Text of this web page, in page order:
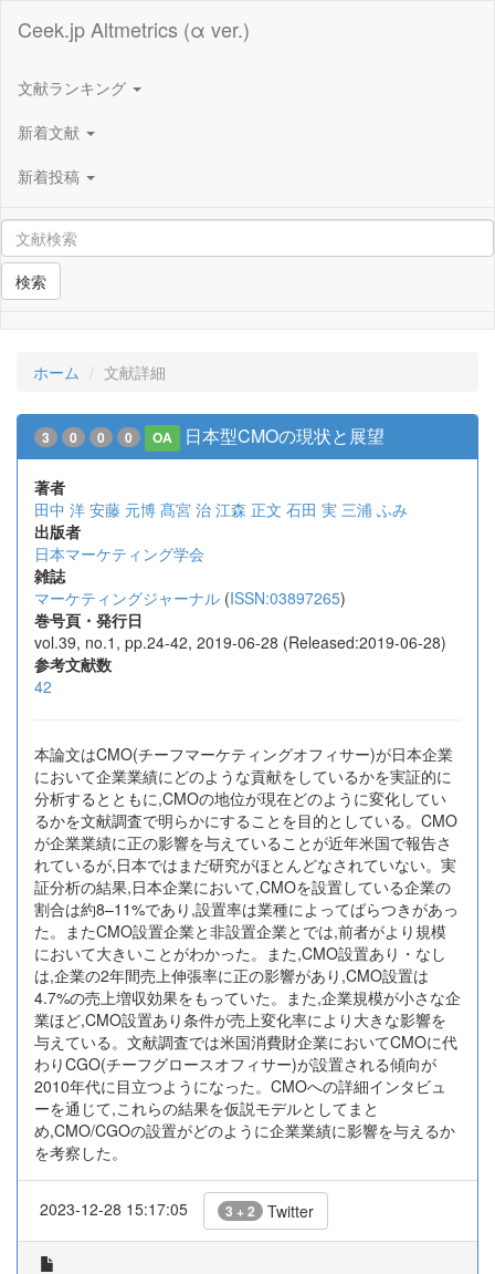
Ceek.jp Altmetrics (α ver.)
文献ランキング
新着文献
新着投稿
検索
ホーム 文献詳細
3 0 0 0 OA 日本型CMOの現状と展望
著者
田中 洋 安藤 元博 髙宮 治 江森 正文 石田 実 三浦 ふみ
出版者
日本マーケティング学会
雑誌
マーケティングジャーナル (ISSN:03897265)
巻号頁・発行日
vol.39, no.1, pp.24-42, 2019-06-28 (Released:2019-06-28)
参考文献数
42
本論文はCMO(チーフマーケティングオフィサー)が日本企業
において企業業績にどのような貢献をしているかを実証的に
分析するとともに,CMOの地位が現在どのように変化してい
るかを文献調査で明らかにすることを目的としている。CMO
が企業業績に正の影響を与えていることが近年米国で報告さ
れているが,日本ではまだ研究がほとんどなされていない。実
証分析の結果,日本企業において,CMOを設置している企業の
割合は約8–11%であり,設置率は業種によってばらつきがあっ
た。またCMO設置企業と非設置企業とでは,前者がより規模
において大きいことがわかった。また,CMO設置あり・なし
は,企業の2年間売上伸張率に正の影響があり,CMO設置は
4.7%の売上増収効果をもっていた。また,企業規模が小さな企
業ほど,CMO設置あり条件が売上変化率により大きな影響を
与えている。文献調査では米国消費財企業においてCMOに代
わりCGO(チーフグロースオフィサー)が設置される傾向が
2010年代に目立つようになった。CMOへの詳細インタビュ
ーを通じて,これらの結果を仮説モデルとしてまと
め,CMO/CGOの設置がどのように企業業績に影響を与えるか
を考察した。
2023-12-28 15:17:05 3 + 2 Twitter